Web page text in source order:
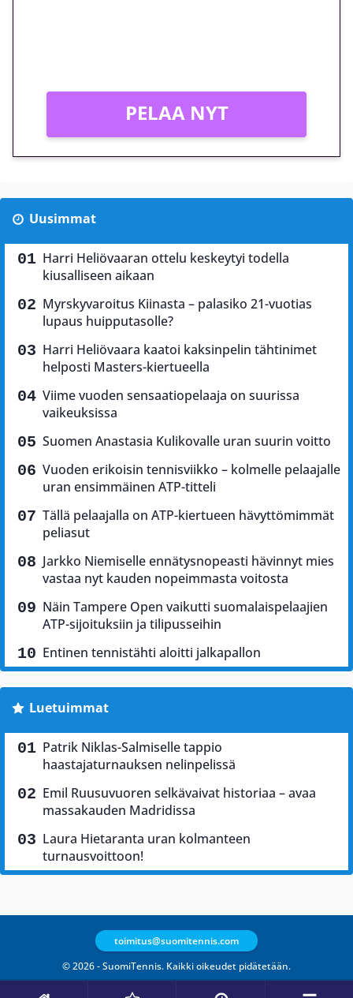
PELAA NYT
Uusimmat
Harri Heliövaaran ottelu keskeytyi todella
kiusalliseen aikaan
Myrskyvaroitus Kiinasta – palasiko 21-vuotias
lupaus huipputasolle?
Harri Heliövaara kaatoi kaksinpelin tähtinimet
helposti Masters-kiertueella
Viime vuoden sensaatiopelaaja on suurissa
vaikeuksissa
Suomen Anastasia Kulikovalle uran suurin voitto
Vuoden erikoisin tennisviikko – kolmelle pelaajalle
uran ensimmäinen ATP-titteli
Tällä pelaajalla on ATP-kiertueen hävyttömimmät
peliasut
Jarkko Niemiselle ennätysnopeasti hävinnyt mies
vastaa nyt kauden nopeimmasta voitosta
Näin Tampere Open vaikutti suomalaispelaajien
ATP-sijoituksiin ja tilipusseihin
Entinen tennistähti aloitti jalkapallon
Luetuimmat
Patrik Niklas-Salmiselle tappio
haastajaturnauksen nelinpelissä
Emil Ruusuvuoren selkävaivat historiaa – avaa
massakauden Madridissa
Laura Hietaranta uran kolmanteen
turnausvoittoon!
© 2026 - SuomiTennis. Kaikki oikeudet pidätetään.
toimitus@suomitennis.com